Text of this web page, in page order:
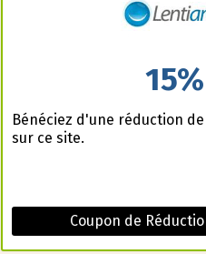
15%
Bénéficiez d'une réduction
sur ce site.
Coupon de